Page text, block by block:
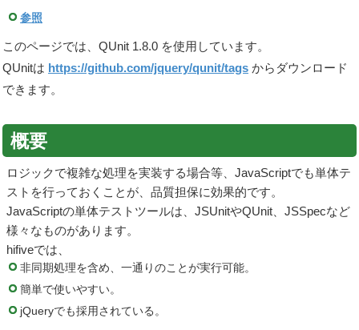
参照
このページでは、QUnit 1.8.0 を使用しています。
QUnitは https://github.com/jquery/qunit/tags からダウンロード
できます。
概要
ロジックで複雑な処理を実装する場合等、JavaScriptでも単体テ
ストを行っておくことが、品質担保に効果的です。
JavaScriptの単体テストツールは、JSUnitやQUnit、JSSpecなど
様々なものがあります。
hifiveでは、
非同期処理を含め、一通りのことが実行可能。
簡単で使いやすい。
jQueryでも採用されている。